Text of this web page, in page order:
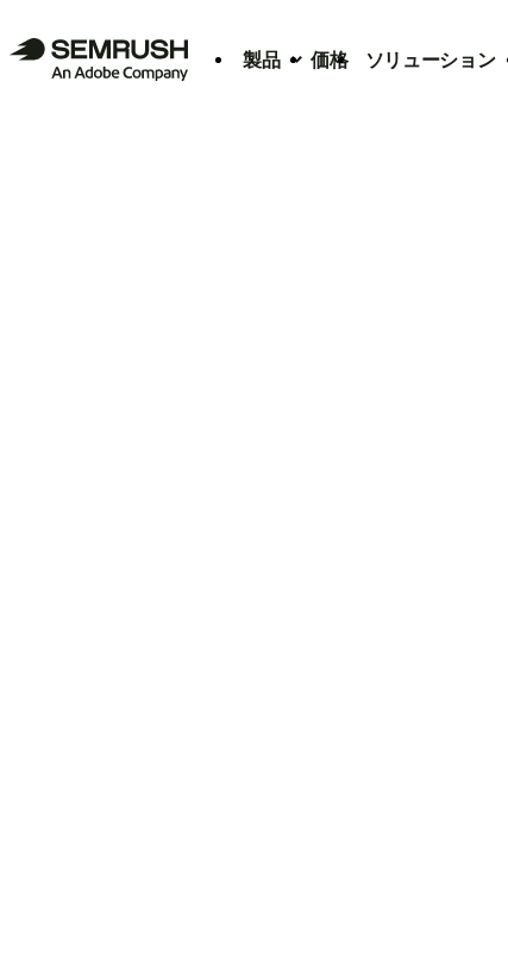
製品 価格 ソリューション